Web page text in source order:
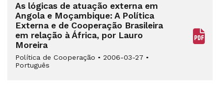
As lógicas de atuação externa em
Angola e Moçambique: A Política
Externa e de Cooperação Brasileira
em relação à África, por Lauro
Moreira
Política de Cooperação • 2006-03-27 •
Português